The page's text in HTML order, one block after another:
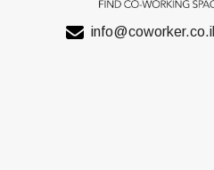
info@coworker.co.il